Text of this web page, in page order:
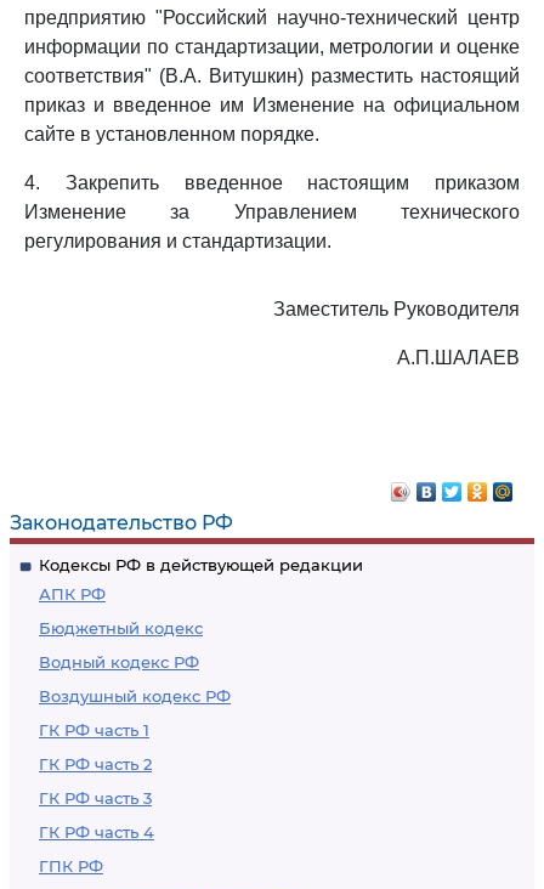
Законодательство РФ
Кодексы РФ в действующей редакции
АПК РФ
Бюджетный кодекс
Водный кодекс РФ
Воздушный кодекс РФ
ГК РФ часть 1
ГК РФ часть 2
ГК РФ часть 3
ГК РФ часть 4
ГПК РФ
предприятию "Российский научно-технический центр
информации по стандартизации, метрологии и оценке
соответствия" (В.А. Витушкин) разместить настоящий
приказ и введенное им Изменение на официальном
сайте в установленном порядке.
4. Закрепить введенное настоящим приказом
Изменение за Управлением технического
регулирования и стандартизации.
Заместитель Руководителя
А.П.ШАЛАЕВ